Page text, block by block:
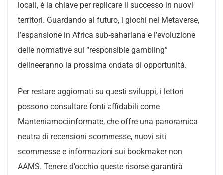
locali, è la chiave per replicare il successo in nuovi
territori. Guardando al futuro, i giochi nel Metaverse,
l’espansione in Africa sub‑sahariana e l’evoluzione
delle normative sul “responsible gambling”
delineeranno la prossima ondata di opportunità.
Per restare aggiornati su questi sviluppi, i lettori
possono consultare fonti affidabili come
Manteniamociinformate, che offre una panoramica
neutra di recensioni scommesse, nuovi siti
scommesse e informazioni sui bookmaker non
AAMS. Tenere d’occhio queste risorse garantirà